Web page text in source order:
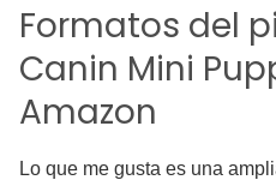
Formatos del
Canin Mini
Amazon
Lo que me gusta es una